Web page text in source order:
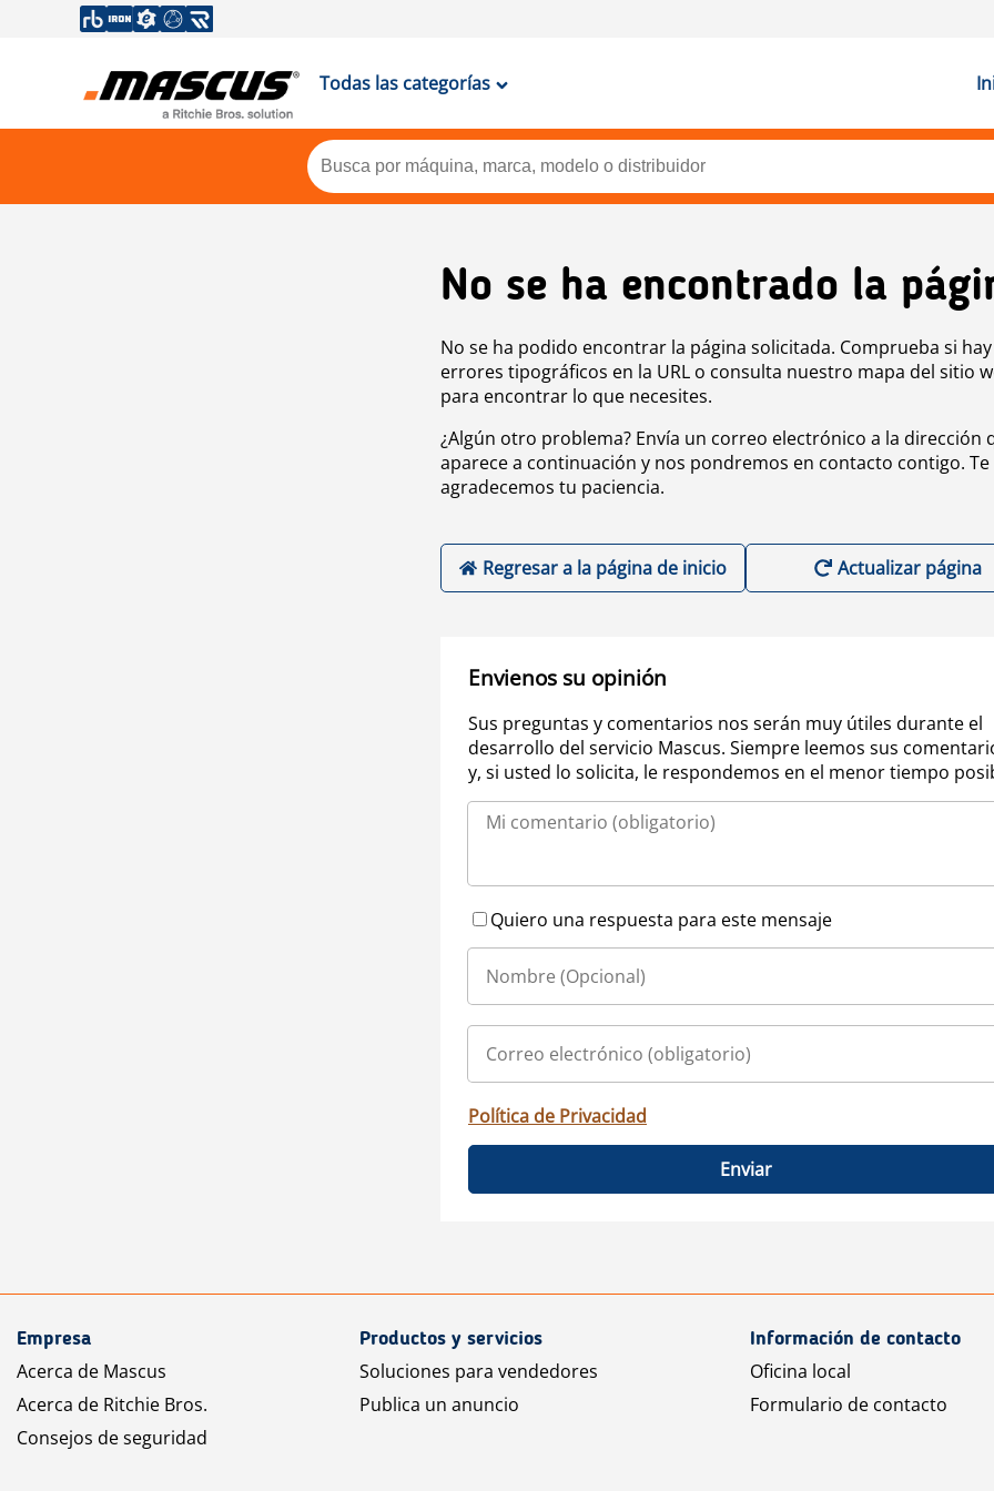
Todas las categorías
No se ha encontrado la
No se ha podido encontrar la página solicitada. Comprueba si hay
errores tipográficos en la URL o consulta nuestro mapa del sitio
para encontrar lo que necesites.
¿Algún otro problema? Envía un correo electrónico a la dirección
aparece a continuación y nos pondremos en contacto contigo. Te
agradecemos tu paciencia.
Regresar a la página de inicio Actualizar página
Envienos su opinión
Sus preguntas y comentarios nos serán muy útiles durante el
desarrollo del servicio Mascus. Siempre leemos sus
y, si usted lo solicita, le respondemos en el menor tiempo
Quiero una respuesta para este mensaje
Política de Privacidad
Enviar
Empresa
Acerca de Mascus
Acerca de Ritchie Bros.
Consejos de seguridad
Productos y servicios
Soluciones para vendedores
Publica un anuncio
Información de contacto
Oficina local
Formulario de contacto